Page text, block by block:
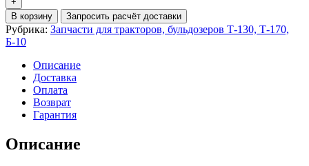
В корзину Запросить расчёт доставки
Рубрика: Запчасти для тракторов, бульдозеров Т-130, Т-170,
Б-10
Описание
Доставка
Оплата
Возврат
Гарантия
Описание